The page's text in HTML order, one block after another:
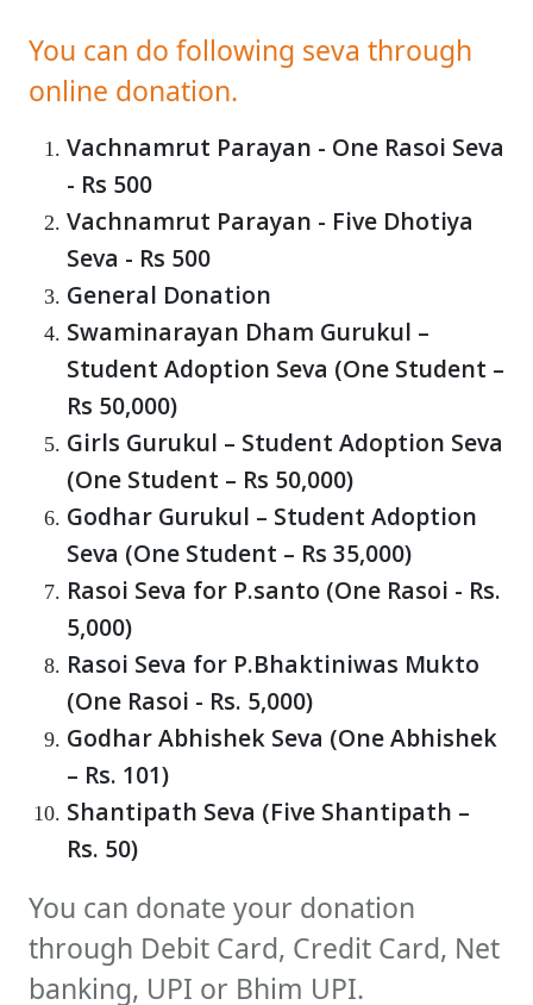
You can do following seva through
online donation.
Vachnamrut Parayan - One Rasoi Seva
- Rs 500
Vachnamrut Parayan - Five Dhotiya
Seva - Rs 500
General Donation
Swaminarayan Dham Gurukul –
Student Adoption Seva (One Student –
Rs 50,000)
Girls Gurukul – Student Adoption Seva
(One Student – Rs 50,000)
Godhar Gurukul – Student Adoption
Seva (One Student – Rs 35,000)
Rasoi Seva for P.santo (One Rasoi - Rs.
5,000)
Rasoi Seva for P.Bhaktiniwas Mukto
(One Rasoi - Rs. 5,000)
Godhar Abhishek Seva (One Abhishek
– Rs. 101)
Shantipath Seva (Five Shantipath –
Rs. 50)
You can donate your donation
through Debit Card, Credit Card, Net
banking, UPI or Bhim UPI.